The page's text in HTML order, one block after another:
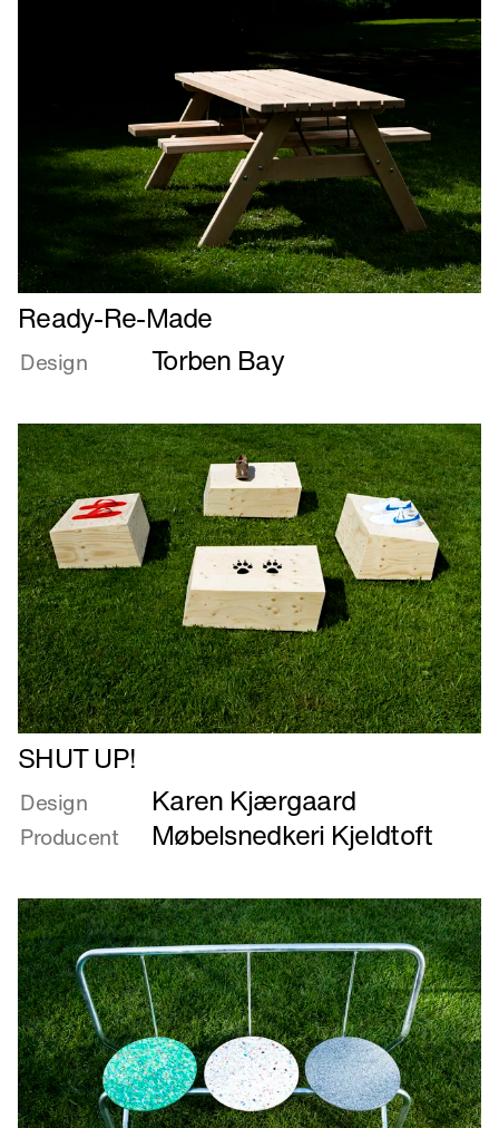
Læs
mere
om
Made
Ready-Re-Made
Design Torben Bay
Læs
mere
om
SHUT
UP!
SHUT UP!
Design Karen Kjærgaard
Producent Møbelsnedkeri Kjeldtoft